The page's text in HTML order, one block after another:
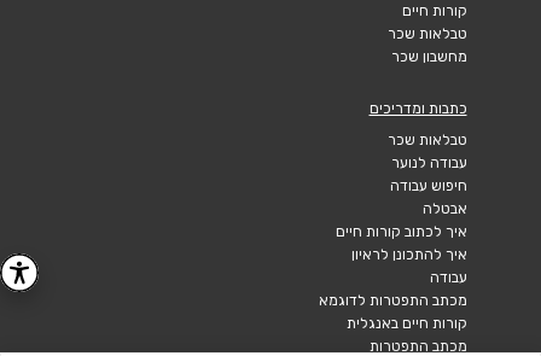
קורות חיים
טבלאות שכר
מחשבון שכר
כתבות ומדריכים
טבלאות שכר
עבודה לנוער
חיפוש עבודה
אבטלה
איך לכתוב קורות חיים
איך להתכונן לראיון
עבודה
מכתב התפטרות לדוגמא
קורות חיים באנגלית
מכתב התפטרות